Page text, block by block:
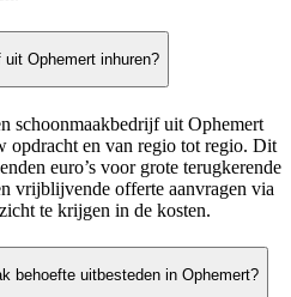
Ophemert inhuren?
schoonmaakbedrijf uit Ophemert
opdracht en van regio tot regio. Dit
euro’s voor grote terugkerende
vrijblijvende offerte aanvragen via
te krijgen in de kosten.
behoefte uitbesteden in Ophemert?